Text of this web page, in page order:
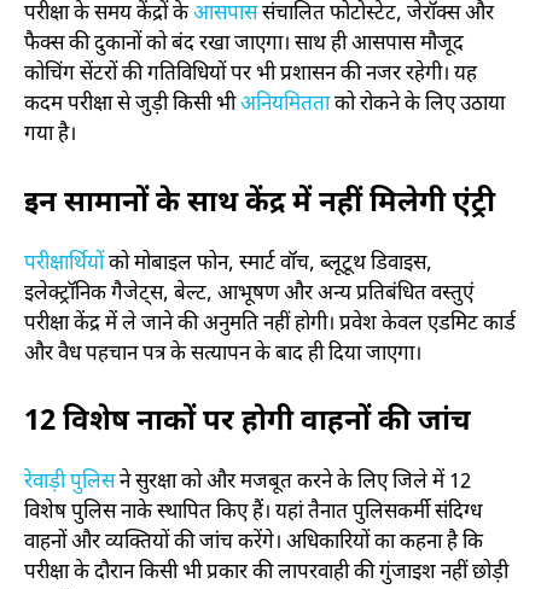
परीक्षा के समय केंद्रों केआसपाससंचालित फोटोस्टेट, जेरॉक्स और
फैक्स की दुकानों को बंद रखा जाएगा। साथ ही आसपास मौजूद
कोचिंग सेंटरों की गतिविधियों पर भी प्रशासन की नजर रहेगी। यह
कदम परीक्षा से जुड़ी किसी भीअनियमितताको रोकने के लिए उठाया
गया है।
इन सामानों के साथ केंद्र में नहीं मिलेगी एंट्री
परीक्षार्थियोंको मोबाइल फोन, स्मार्ट वॉच, ब्लूटूथ डिवाइस,
इलेक्ट्रॉनिक गैजेट्स, बेल्ट, आभूषण और अन्य प्रतिबंधित वस्तुएं
परीक्षा केंद्र में ले जाने की अनुमति नहीं होगी। प्रवेश केवल एडमिट कार्ड
और वैध पहचान पत्र के सत्यापन के बाद ही दिया जाएगा।
12 विशेष नाकों पर होगी वाहनों की जांच
रेवाड़ी पुलिसने सुरक्षा को और मजबूत करने के लिए जिले में 12
विशेष पुलिस नाके स्थापित किए हैं। यहां तैनात पुलिसकर्मी संदिग्ध
वाहनों और व्यक्तियों की जांच करेंगे। अधिकारियों का कहना है कि
परीक्षा के दौरान किसी भी प्रकार की लापरवाही की गुंजाइश नहीं छोड़ी